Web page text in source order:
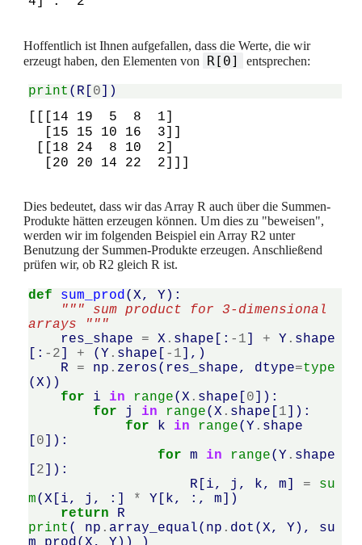
Hoffentlich ist Ihnen aufgefallen, dass die Werte, die wir
erzeugt haben, den Elementen von
R[0] entsprechen:
print ( R 0 ])
[[[14 19  5  8  1]
Dies bedeutet, dass wir das Array R auch über die Summen-
Produkte hätten erzeugen können. Um dies zu "beweisen",
werden wir im folgenden Beispiel ein Array R2 unter
Benutzung der Summen-Produkte erzeugen. Anschließend
prüfen wir, ob R2 gleich R ist.
def sum_prod (X, Y ):
""" sum product for 3-dimensional
arrays """
res_shape
= X . shape [: - 1 + Y . shape
[: - 2 + (Y . shape - 1 ],)
R
= np . zeros( res_shape, dtype=type
(X ))
for
i in range(X . shape 0 ]):
for
j in range(X . shape 1 ]):
for
k in range(Y . shape
0 ]):
for
m in range(Y . shape
2 ]):
R
i, j , k, m =
su
m(X i, j , :] * Y k, :, m ])
return
R
print ( np . array_equal( np . dot (X, Y ),
su